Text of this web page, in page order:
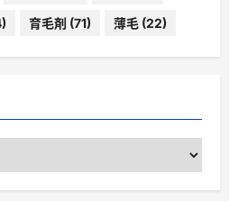
育毛剤 (71) 薄毛 (22)